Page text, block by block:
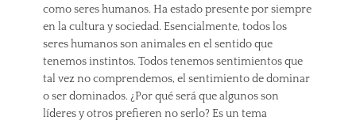
como seres humanos. Ha estado presente por siempre
en la cultura y sociedad. Esencialmente, todos los
seres humanos son animales en el sentido que
tenemos instintos. Todos tenemos sentimientos que
tal vez no comprendemos, el sentimiento de dominar
o ser dominados. ¿Por qué será que algunos son
líderes y otros prefieren no serlo? Es un tema